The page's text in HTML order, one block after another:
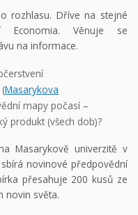
rozhlasu. Dříve na stejné
Economia. Věnuje se
na informace.
Masarykova
mapy počasí –
produkt (všech dob)?
Masarykově univerzitě v
novinové předpovědní
přesahuje 200 kusů ze
novin světa.